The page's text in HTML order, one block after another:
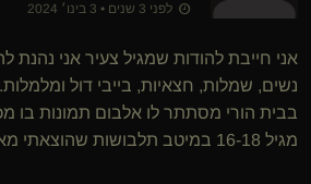
לפני 3 שנים • 3 בינו׳ 2024
אני חייבת להודות שמגיל צעיר אני נהנת
נשים, שמלות, חצאיות, בייבי דול ומלמלות.
בבית הורי מסתתר לו אלבום תמונות בו
מגיל 16-18 במיטב תלבושות שהוצאתי מארוני הפרטי.